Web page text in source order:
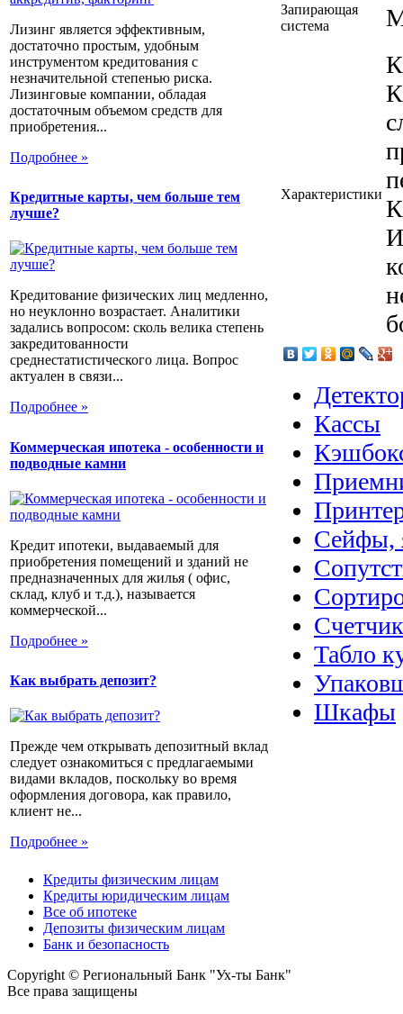
Лизинг является эффективным,
достаточно простым, удобным
инструментом кредитования с
незначительной степенью риска.
Лизинговые компании, обладая
достаточным объемом средств для
приобретения...
Подробнее »
Кредитные карты, чем больше тем
лучше?
Кредитование физических лиц медленно,
но неуклонно возрастает. Аналитики
задались вопросом: сколь велика степень
закредитованности
среднестатистического лица. Вопрос
актуален в связи...
Подробнее »
Коммерческая ипотека - особенности и
подводные камни
Кредит ипотеки, выдаваемый для
приобретения помещений и зданий не
предназначенных для жилья ( офис,
склад, клуб и т.д.), называется
коммерческой...
Подробнее »
Как выбрать депозит?
Прежде чем открывать депозитный вклад
следует ознакомиться с предлагаемыми
видами вкладов, поскольку во время
оформления договора, как правило,
клиент не...
Подробнее »
Запирающая
система
Характеристики
Кассы
Сейфы,
Табло
Шкафы
Кредиты физическим лицам
Кредиты юридическим лицам
Все об ипотеке
Депозиты физическим лицам
Банк и безопасность
Copyright © Региональный Банк "Ух-ты Банк"
Все права защищены